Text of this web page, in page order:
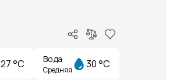
27 °C Вода
Средняя 30 °C